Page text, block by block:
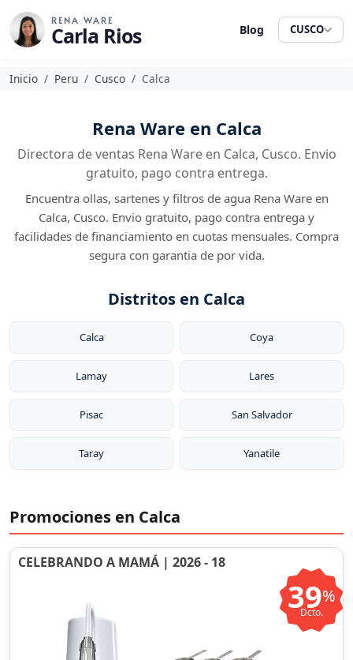
RENA WARE
Carla Rios Blog CUSCO
Inicio Peru Cusco Calca
Rena Ware en Calca
Directora de ventas Rena Ware en Calca, Cusco. Envio
gratuito, pago contra entrega.
Encuentra ollas, sartenes y filtros de agua Rena Ware en
Calca, Cusco. Envio gratuito, pago contra entrega y
facilidades de financiamiento en cuotas mensuales. Compra
segura con garantia de por vida.
Distritos en Calca
Calca Coya
Lamay Lares
Pisac San Salvador
Taray Yanatile
Promociones en Calca
CELEBRANDO A MAMÁ | 2026 - 18
39%
Dcto.